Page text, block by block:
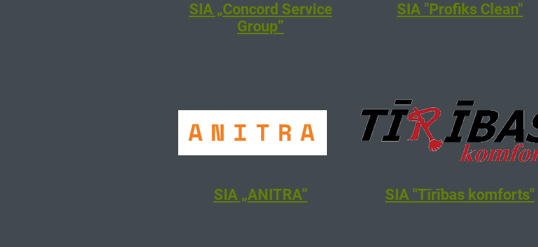
SIA „Concord Service
Group”
SIA "Profiks Clean"
SIA „ANITRA” SIA "Tīrības komforts"